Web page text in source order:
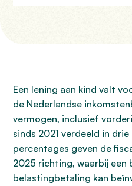
Een lening aan kind valt
de Nederlandse
vermogen, inclusief
sinds 2021 verdeeld in
percentages geven de
2025 richting, waarbij een
belastingbetaling kan